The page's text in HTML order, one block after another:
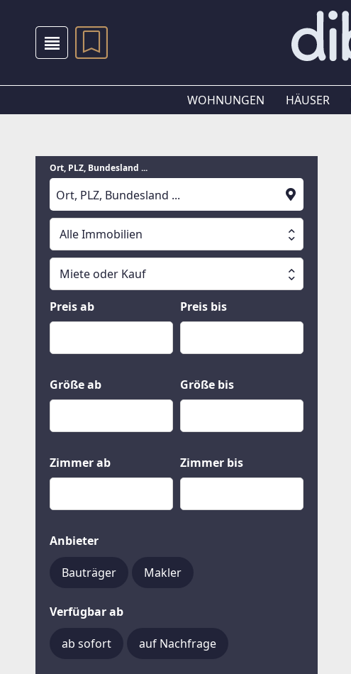
WOHNUNGEN HÄUSER
Ort, PLZ, Bundesland ...
Suche läuft
Alle Immobilien
Alle Immobilien
Häuser
Grund und Boden
Miete oder Kauf
Miete oder Kauf
Kauf
Preis ab Preis bis
Größe ab Größe bis
Zimmer ab Zimmer bis
Anbieter
Bauträger Makler
Verfügbar ab
ab sofort auf Nachfrage